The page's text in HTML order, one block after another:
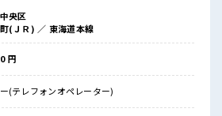
夫♪
う方もOK！
る≫
ることもありますが、
プライベート満喫！
働く≫
れば基本的に自由！
央区
町(ＪＲ) ／ 東海道本線
円
(テレフォンオペレーター)